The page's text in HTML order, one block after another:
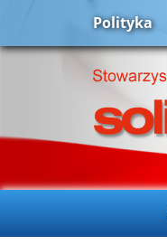
Polityka